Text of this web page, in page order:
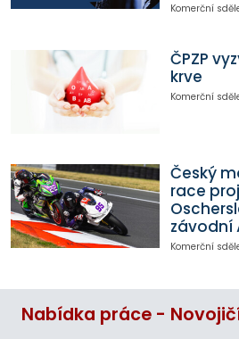
Komerční
ČPZP
krve
Komerční
Český
race
závodní
Komerční
Nabídka práce -